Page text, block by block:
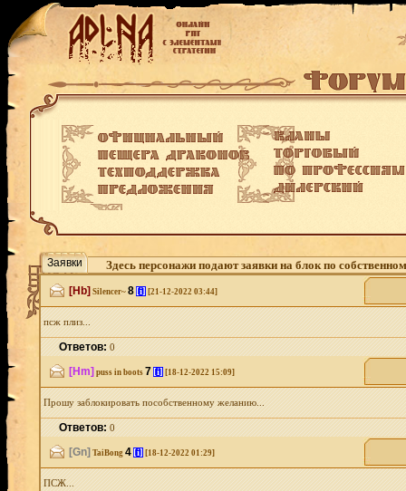
Заявки Здесь персонажи подают заявки на блок по
[Hb] Silencer~ 8 [i] [21-12-2022 03:44]
псж плиз...
Ответов:0
[Hm] puss in boots 7 [i] [18-12-2022 15:09]
Прошу заблокировать пособственному желанию...
Ответов:0
[Gn] TaiBong 4 [i] [18-12-2022 01:29]
ПСЖ...